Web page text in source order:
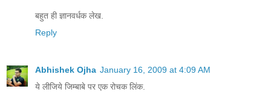
बहुत ही ज्ञानवर्धक लेख.
Reply
Abhishek Ojha January 16, 2009 at 4:09 AM
ये लीजिये जिम्बाबे पर एक रोचक लिंक.